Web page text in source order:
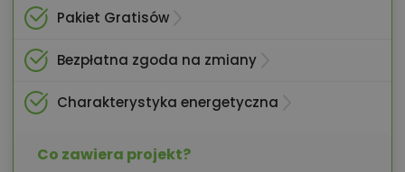
Pakiet Gratisów
Bezpłatna zgoda na zmiany
Charakterystyka energetyczna
Co zawiera projekt?